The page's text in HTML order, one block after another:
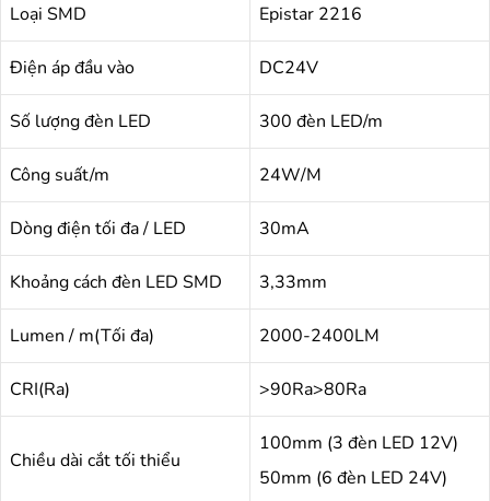
Loại SMD Epistar 2216
Điện áp đầu vào DC24V
Số lượng đèn LED 300 đèn LED/m
Công suất/m 24W/M
Dòng điện tối đa / LED 30mA
Khoảng cách đèn LED SMD 3,33mm
Lumen / m(Tối đa) 2000-2400LM
CRI(Ra) >90Ra>80Ra
Chiều dài cắt tối thiểu
100mm (3 đèn LED 12V)
50mm (6 đèn LED 24V)